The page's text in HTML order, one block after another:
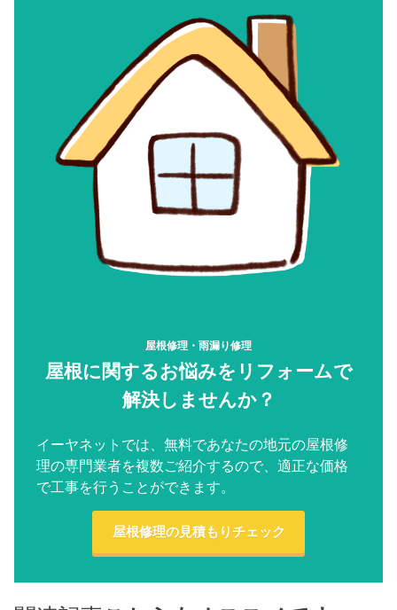
屋根修理・雨漏り修理
屋根に関するお悩みをリフォームで
解決しませんか？
イーヤネットでは、無料であなたの地元の屋根修
理の専門業者を複数ご紹介するので、適正な価格
で工事を行うことができます。
屋根修理の見積もりチェック